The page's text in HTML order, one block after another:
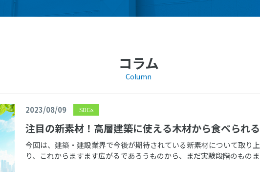
コラム
Column
2023/08/09 SDGs
注目の新素材！高層建築に使える木材から食べられ
今回は、建築・建設業界で今後が期待されている新素材について取り
り、これからますます広がるであろうものから、まだ実験段階のもの